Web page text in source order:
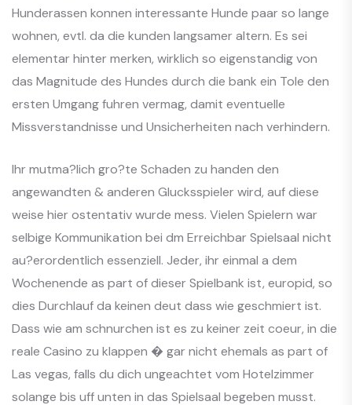
Hunderassen konnen interessante Hunde paar so lange
wohnen, evtl. da die kunden langsamer altern. Es sei
elementar hinter merken, wirklich so eigenstandig von
das Magnitude des Hundes durch die bank ein Tole den
ersten Umgang fuhren vermag, damit eventuelle
Missverstandnisse und Unsicherheiten nach verhindern.
Ihr mutma?lich gro?te Schaden zu handen den
angewandten & anderen Glucksspieler wird, auf diese
weise hier ostentativ wurde mess. Vielen Spielern war
selbige Kommunikation bei dm Erreichbar Spielsaal nicht
au?erordentlich essenziell. Jeder, ihr einmal a dem
Wochenende as part of dieser Spielbank ist, europid, so
dies Durchlauf da keinen deut dass wie geschmiert ist.
Dass wie am schnurchen ist es zu keiner zeit coeur, in die
reale Casino zu klappen � gar nicht ehemals as part of
Las vegas, falls du dich ungeachtet vom Hotelzimmer
solange bis uff unten in das Spielsaal begeben musst.